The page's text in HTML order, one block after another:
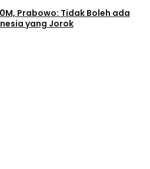
Prabowo: Tidak Boleh ada
yang Jorok